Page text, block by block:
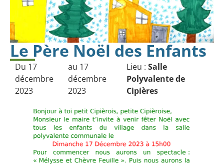
Le Père Noël des Enfants
Du 17
décembre
2023
au 17
décembre
2023
Lieu :Salle
Polyvalente de
Cipières